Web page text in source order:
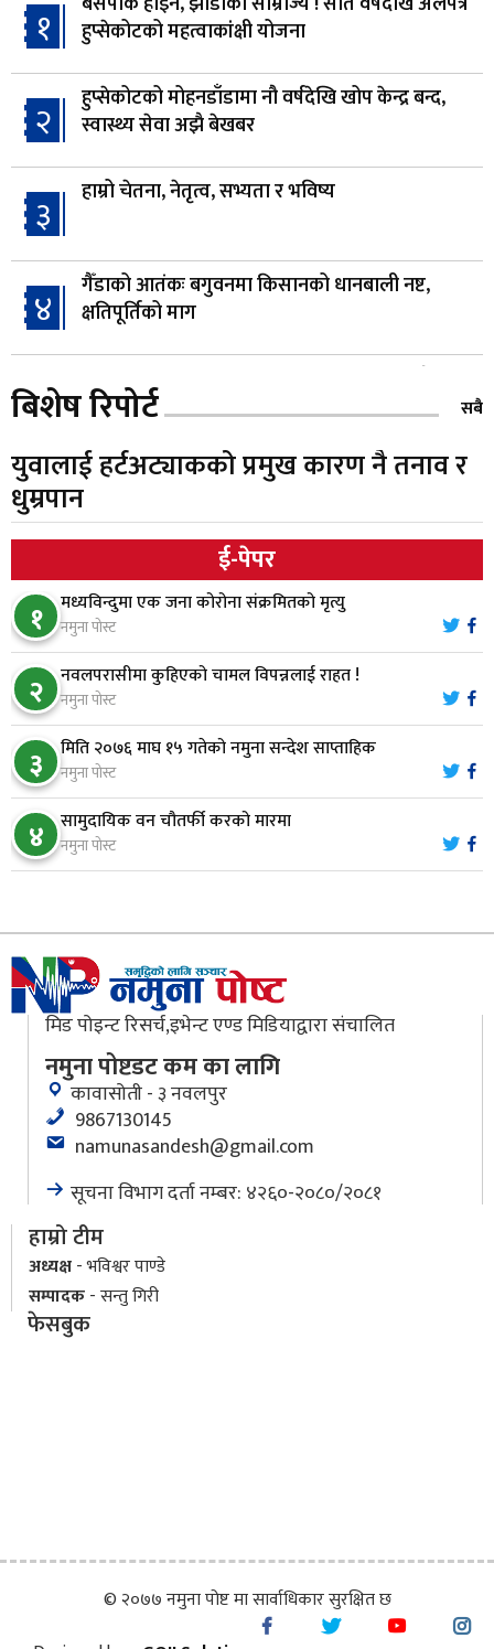
१
हुप्सेकोटको महत्वाकांक्षी योजना
२
हुप्सेकोटको मोहनडाँडामा नौ वर्षदेखि खोप केन्द्र बन्द,
स्वास्थ्य सेवा अझै बेखबर
३ हाम्रो चेतना, नेतृत्व, सभ्यता र भविष्य
४
गैँडाको आतंकः बगुवनमा किसानको धानबाली नष्ट,
क्षतिपूर्तिको माग
५
स्थापनाको एक दशकपछि विनयी त्रिवेणीको आफ्नै
प्रशासकीय भवनको शिलान्यास
६
भरतपुर अस्पतालद्वारा आइसियुमा प्रतिक्षारत बिरामीको
नाम ‘डिस्प्ले बोर्ड’मा
७ नारायणघाट–बुटवल सडकमा ‘क्यानोपी ब्रिज’ निर्माण
८
मौलाकालिकाको १८८२ खुड्किला : आस्था र आरोग्यको‘
‘सर्ट हाइकिङ’
९ वन उद्यममा जोडिँदै नवलपुरका महिला
१० नारायणघाट–बुटवल सडकः पूर्वी खण्डमा कालोपत्रे सम्पन्न
बिशेष रिपोर्ट सबै
युवालाई हर्टअट्याकको प्रमुख कारण नै तनाव र
धुम्रपान
ई-पेपर
१ मध्यविन्दुमा एक जना कोरोना संक्रमितको मृत्यु
नमुना पोस्ट
२ नवलपरासीमा कुहिएको चामल विपन्नलाई राहत !
नमुना पोस्ट
३ मिति २०७६ माघ १५ गतेको नमुना सन्देश साप्ताहिक
नमुना पोस्ट
४ सामुदायिक वन चौतर्फी करको मारमा
नमुना पोस्ट
मिड पोइन्ट रिसर्च,इभेन्ट एण्ड मिडियाद्वारा संचालित
नमुना पोष्टडट कम का लागि
कावासोती - ३ नवलपुर
9867130145
namunasandesh@gmail.com
सूचना विभाग दर्ता नम्बर: ४२६०-२०८०/२०८१
हाम्रो टीम
अध्यक्ष- भविश्वर पाण्डे
सम्पादक- सन्तु गिरी
फेसबुक
© २०७७ नमुना पोष्ट मा सार्वाधिकार सुरक्षित छ